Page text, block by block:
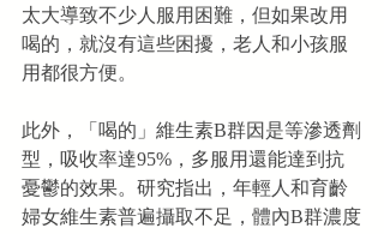
太大導致不少人服用困難，但如果改用
喝的，就沒有這些困擾，老人和小孩服
用都很方便。
此外，「喝的」維生素B群因是等滲透劑
型，吸收率達95%，多服用還能達到抗
憂鬱的效果。研究指出，年輕人和育齡
婦女維生素普遍攝取不足，體內B群濃度